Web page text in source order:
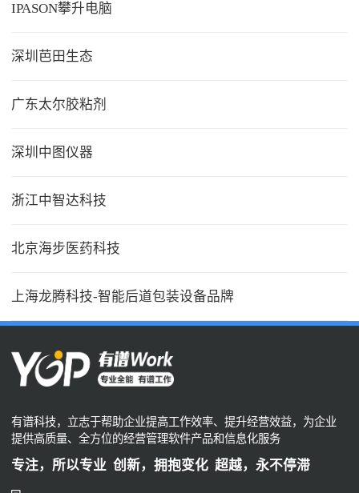
IPASON攀升电脑
深圳芭田生态
广东太尔胶粘剂
深圳中图仪器
浙江中智达科技
北京海步医药科技
上海龙腾科技-智能后道包装设备品牌
有谱科技，立志于帮助企业提高工作效率、提升经营效益，为企业
提供高质量、全方位的经营管理软件产品和信息化服务
专注，所以专业 创新，拥抱变化 超越，永不停滞